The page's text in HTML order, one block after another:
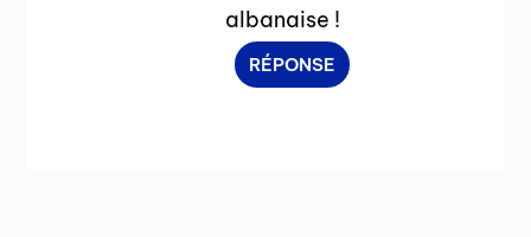
albanaise !
RÉPONSE